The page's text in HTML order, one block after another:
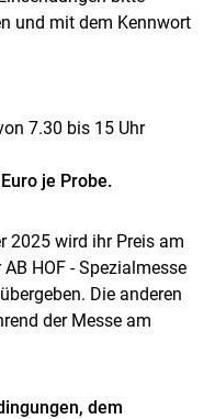
und mit dem Kennwort
7.30 bis 15 Uhr
je Probe.
2025 wird ihr Preis am
HOF - Spezialmesse
Die anderen
der Messe am
dem